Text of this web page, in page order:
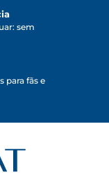
sem
para fãs e